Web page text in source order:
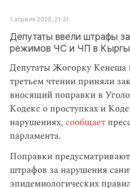
1 апреля 2020, 21:31
Депутаты ввели штрафы
режимов ЧС и ЧП в
Депутаты Жогорку Кенеша
третьем чтении приняли
вносящий поправки в
Кодекс о проступках и
нарушениях, сообщает
парламента.
Поправки
штрафов за нарушения
эпидемиологических